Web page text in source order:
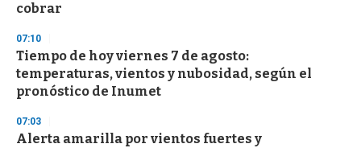
cobrar
07:10
Tiempo de hoy viernes 7 de agosto:
temperaturas, vientos y nubosidad, según el
pronóstico de Inumet
07:03
Alerta amarilla por vientos fuertes y